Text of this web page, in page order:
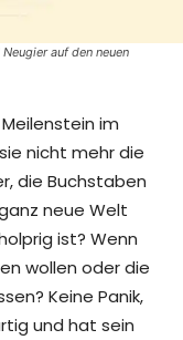
auf den neuen
im
nicht mehr die
die Buchstaben
neue Welt
ist? Wenn
wollen oder die
Keine Panik,
und hat sein